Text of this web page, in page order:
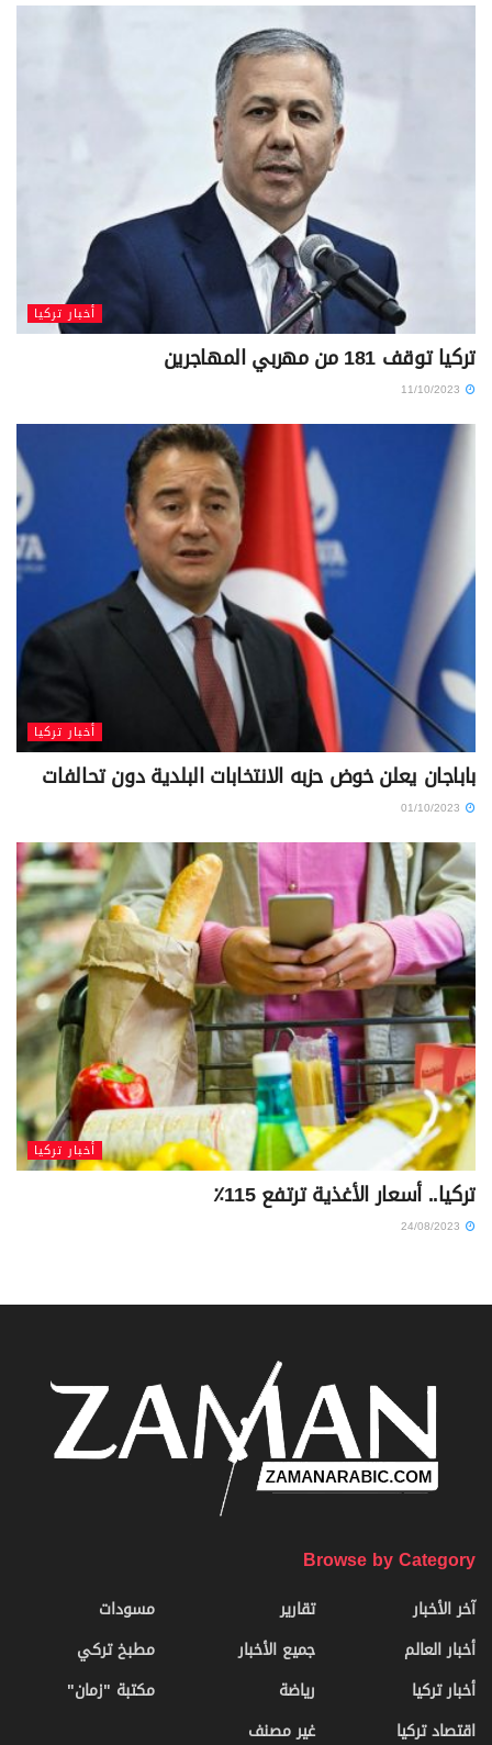
أخبار تركيا
تركيا توقف 181 من مهربي المهاجرين
أخبار تركيا
باباجان يعلن خوض حزبه الانتخابات البلدية دون تحالفات
أخبار تركيا
تركيا.. أسعار الأغذية ترتفع 115٪
Browse by Category
آخر الأخبار
أخبار العالم
أخبار تركيا
اقتصاد تركيا
تقارير
جميع الأخبار
رياضة
غير مصنف
مسودات
مطبخ تركي
مكتبة "زمان"